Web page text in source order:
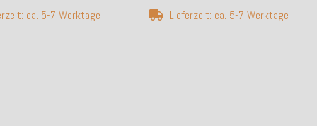
ca. 5-7 Werktage Lieferzeit: ca. 5-7 Werktage